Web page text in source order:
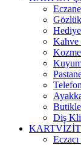
Kahve
Diş
KARTVİZİT